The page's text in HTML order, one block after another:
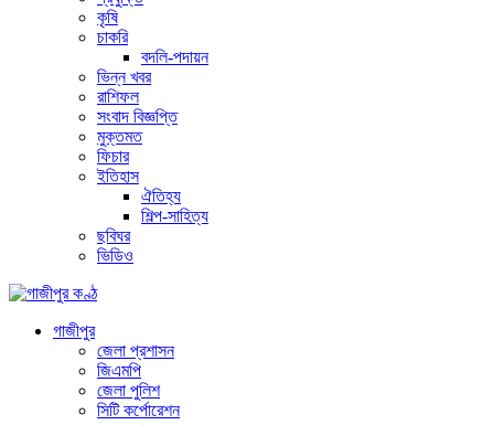
কৃষি
চাকরি
বদলি-পদায়ন
ভিন্ন খবর
রাশিফল
সংবাদ বিজ্ঞপ্তি
মুক্তমত
ফিচার
ইতিহাস
ঐতিহ্য
শিল্প-সাহিত্য
ছবিঘর
ভিডিও
গাজীপুর
জেলা প্রশাসন
জিএমপি
জেলা পুলিশ
সিটি কর্পোরেশন